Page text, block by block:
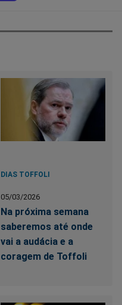
DIAS TOFFOLI
05/03/2026
Na próxima semana
saberemos até onde
vai a audácia e a
coragem de Toffoli